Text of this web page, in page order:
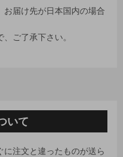
お届け先が日本国内の場合
ご了承下さい。
いて
注文と違ったものが送ら